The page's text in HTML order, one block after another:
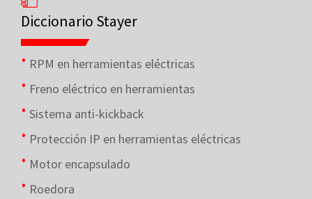
Diccionario Stayer
RPM en herramientas eléctricas
Freno eléctrico en herramientas
Sistema anti-kickback
Protección IP en herramientas eléctricas
Motor encapsulado
Roedora